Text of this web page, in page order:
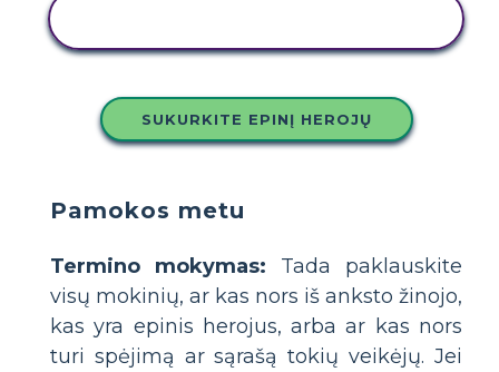
SUKURKITE EPINĮ HEROJŲ
Pamokos metu
Termino mokymas: Tada paklauskite
visų mokinių, ar kas nors iš anksto žinojo,
kas yra epinis herojus, arba ar kas nors
turi spėjimą ar sąrašą tokių veikėjų. Jei